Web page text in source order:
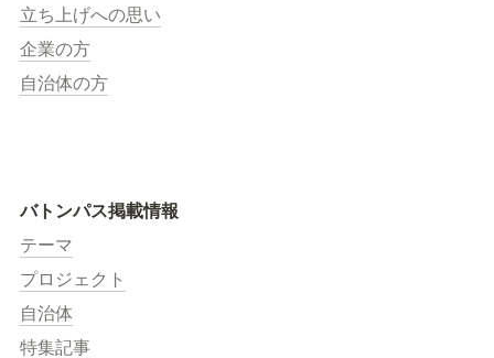
立ち上げへの思い
企業の方
自治体の方
バトンパス掲載情報
テーマ
プロジェクト
自治体
特集記事